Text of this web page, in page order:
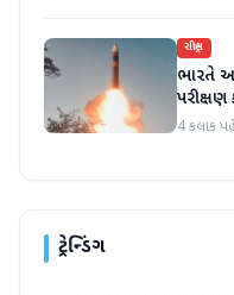
રાષ્ટ્રીય
ભારતે
પરીક્ષણ
4 કલાક
ટ્રેન્ડિંગ